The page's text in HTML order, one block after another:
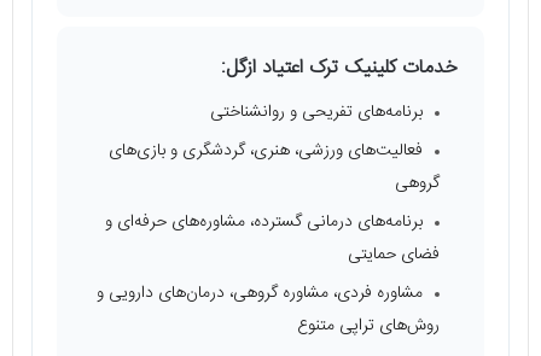
خدمات کلینیک ترک اعتیاد ازگل:
برنامه‌های تفریحی و روانشناختی
فعالیت‌های ورزشی، هنری، گردشگری و بازی‌های
گروهی
برنامه‌های درمانی گسترده، مشاوره‌های حرفه‌ای و
فضای حمایتی
مشاوره فردی، مشاوره گروهی، درمان‌های دارویی و
روش‌های تراپی متنوع